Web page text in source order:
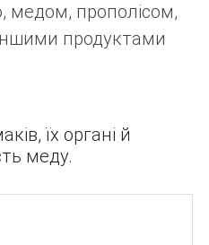
прополісом,
продуктами
їх органі й
меду.